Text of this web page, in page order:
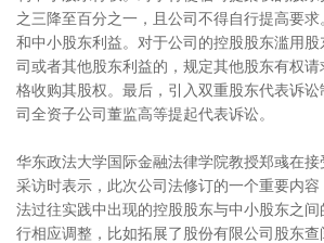
之三降至百分之一，且公司不得自行提高要
和中小股东利益。对于公司的控股股东滥用
司或者其他股东利益的，规定其他股东有权
格收购其股权。最后，引入双重股东代表诉
司全资子公司董监高等提起代表诉讼。
华东政法大学国际金融法律学院教授郑彧在
采访时表示，此次公司法修订的一个重要内容
法过往实践中出现的控股股东与中小股东之
行相应调整，比如拓展了股份有限公司股东